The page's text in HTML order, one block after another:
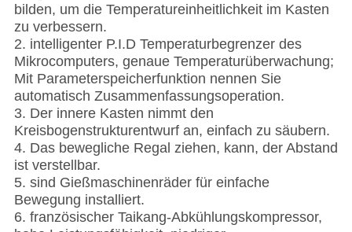
bilden, um die Temperatureinheitlichkeit im Kasten
zu verbessern.
2. intelligenter P.I.D Temperaturbegrenzer des
Mikrocomputers, genaue Temperaturüberwachung;
Mit Parameterspeicherfunktion nennen Sie
automatisch Zusammenfassungsoperation.
3. Der innere Kasten nimmt den
Kreisbogenstrukturentwurf an, einfach zu säubern.
4. Das bewegliche Regal ziehen, kann, der Abstand
ist verstellbar.
5. sind Gießmaschinenräder für einfache
Bewegung installiert.
6. französischer Taikang-Abkühlungskompressor,